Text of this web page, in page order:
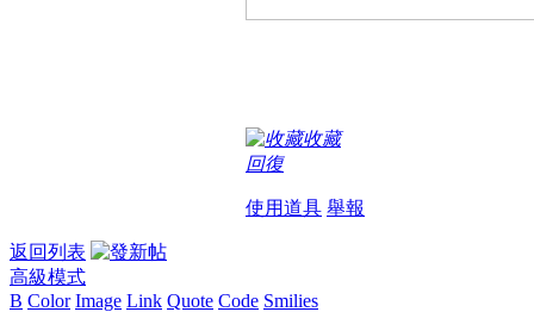
收藏
回復
使用道具 舉報
返回列表
高級模式
B Color Image Link Quote Code Smilies